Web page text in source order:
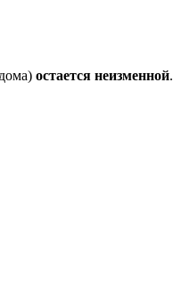
остается неизменной.